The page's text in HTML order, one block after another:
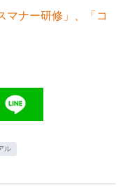
マナー研修」、「コ
ル